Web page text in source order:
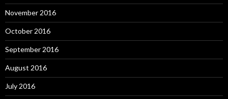
November 2016
October 2016
September 2016
August 2016
July 2016